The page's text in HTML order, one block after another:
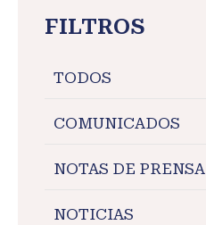
FILTROS
TODOS
COMUNICADOS
NOTAS DE PRENSA
NOTICIAS